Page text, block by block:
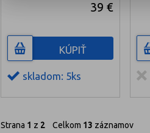
39 €
KÚPIŤ
skladom: 5ks
Strana 1 z 2Celkom 13 záznamov